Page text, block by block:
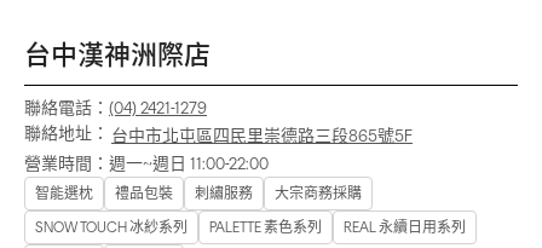
台中漢神洲際店
聯絡電話： (04) 2421-1279
聯絡地址： 台中市北屯區四民里崇德路三段865號5F
營業時間： 週一~週日 11:00-22:00
智能選枕 禮品包裝 刺繡服務
大宗商務採購
SNOW TOUCH 冰紗系列
PALETTE 素色系列
REAL 永續日用系列